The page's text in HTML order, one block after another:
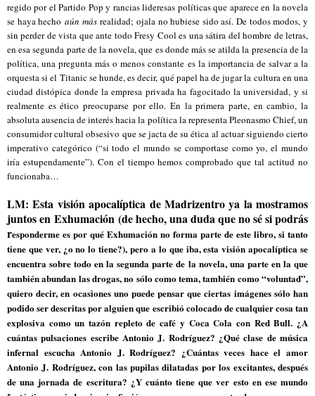
regido por el Partido Pop y rancias lideresas políticas que aparece en la novela
se haya hecho aún másrealidad; ojala no hubiese sido así. De todos modos, y
sin perder de vista que ante todo Fresy Cool es una sátira del hombre de letras,
en esa segunda parte de la novela, que es donde más se atilda la presencia de la
política, una pregunta más o menos constante es la importancia de salvar a la
orquesta si el Titanic se hunde, es decir, qué papel ha de jugar la cultura en una
ciudad distópica donde la empresa privada ha fagocitado la universidad, y si
realmente es ético preocuparse por ello. En la primera parte, en cambio, la
absoluta ausencia de interés hacia la política la representa Pleonasmo Chief, un
consumidor cultural obsesivo que se jacta de su ética al actuar siguiendo cierto
imperativo categórico (“si todo el mundo se comportase como yo, el mundo
iría estupendamente”). Con el tiempo hemos comprobado que tal actitud no
funcionaba…
LM: Esta visión apocalíptica de Madrizentro ya la mostramos
juntos en Exhumación (de hecho, una duda que no sé si podrás
responderme es por qué Exhumación no forma parte de este libro, si tanto
tiene que ver, ¿o no lo tiene?), pero a lo que iba, esta visión apocalíptica se
encuentra sobre todo en la segunda parte de la novela, una parte en la que
también abundan las drogas, no sólo como tema, también como “voluntad”,
quiero decir, en ocasiones uno puede pensar que ciertas imágenes sólo han
podido ser descritas por alguien que escribió colocado de cualquier cosa tan
explosiva como un tazón repleto de café y Coca Cola con Red Bull. ¿A
cuántas pulsaciones escribe Antonio J. Rodríguez? ¿Qué clase de música
infernal escucha Antonio J. Rodríguez? ¿Cuántas veces hace el amor
Antonio J. Rodríguez, con las pupilas dilatadas por los excitantes, después
de una jornada de escritura? ¿Y cuánto tiene que ver esto en ese mundo